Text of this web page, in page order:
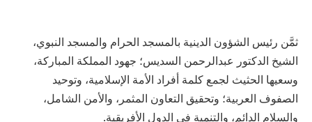
ثمَّن رئيس الشؤون الدينية بالمسجد الحرام والمسجد النبوي،
الشيخ الدكتور عبدالرحمن السديس؛ جهود المملكة المباركة،
وسعيها الحثيث لجمع كلمة أفراد الأمة الإسلامية، وتوحيد
الصفوف العربية؛ وتحقيق التعاون المثمر، والأمن الشامل،
والسلام الدائم، والتنمية في الدول الأفريقية.